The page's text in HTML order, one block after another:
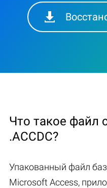
Что такое файл
.ACCDC?
Упакованный файл
Microsoft Access,